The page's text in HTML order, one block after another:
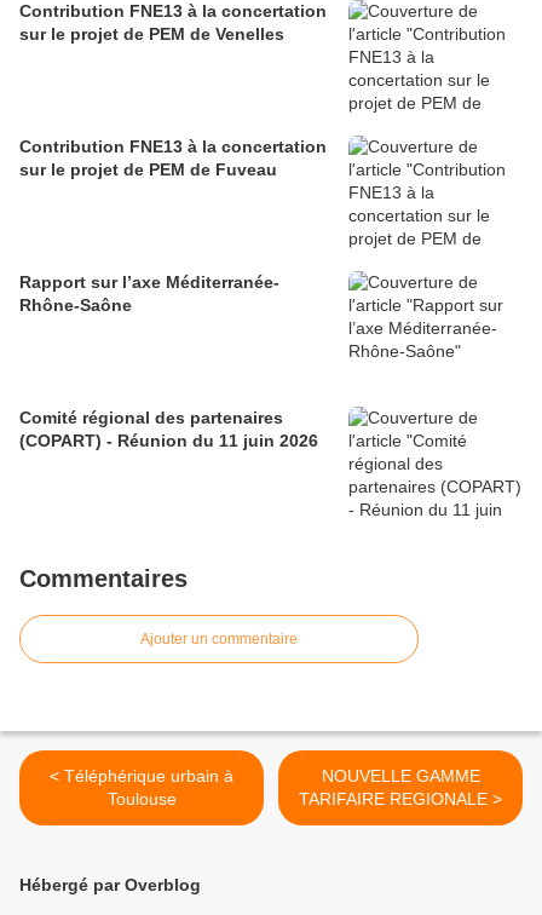
Contribution FNE13 à la concertation
sur le projet de PEM de Venelles
Contribution FNE13 à la concertation
sur le projet de PEM de Fuveau
Rapport sur l’axe Méditerranée-
Rhône-Saône
Comité régional des partenaires
(COPART) - Réunion du 11 juin 2026
Commentaires
Ajouter un commentaire
< Téléphérique urbain à
Toulouse
NOUVELLE GAMME
TARIFAIRE REGIONALE >
Hébergé par Overblog